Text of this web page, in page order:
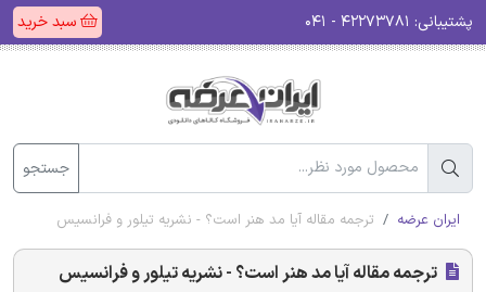
پشتیبانی: سبد خرید
جستجو
ایران عرضه ترجمه مقاله آیا مد هنر است؟ - نشریه تیلور و فرانسیس
ترجمه مقاله آیا مد هنر است؟ - نشریه تیلور و فرانسیس